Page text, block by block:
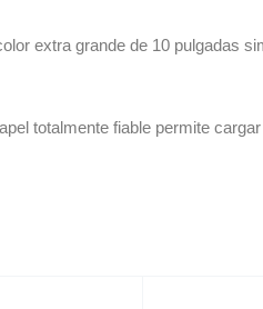
extra grande de 10 pulgadas
totalmente fiable permite